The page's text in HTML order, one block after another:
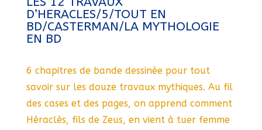
D’HERACLES/5/TOUT EN
BD/CASTERMAN/LA MYTHOLOGIE
EN BD
6 chapitres de bande dessinée pour tout
savoir sur les douze travaux mythiques. Au fil
des cases et des pages, on apprend comment
Héraclès, fils de Zeus, en vient à tuer femme